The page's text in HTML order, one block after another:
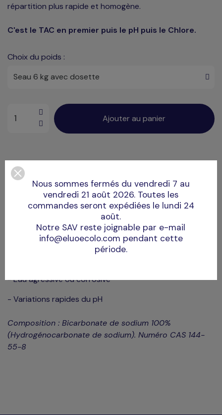
répartition plus rapide et homogène.
C'est le TAC en premier puis le pH puis le Chlore.
Choix du poids :
Ajouter au panier
Une dosette de 50g de contenance fournie. Soit 3 doses
(170g) pour 10m3 d'eau.
- TAC (alcalinité totale) inférieur à 80 ppm
- Eau agressive ou corrosive
- Variations rapides du pH
Composition : Bicarbonate de sodium 100%
(Hydrogénocarbonate de sodium). Numéro CAS 144-
55-8
Nous sommes fermés du vendredi 7 au
vendredi 21 août 2026. Toutes les
commandes seront expédiées le lundi 24
août.
Notre SAV reste joignable par e-mail
info@eluoecolo.com pendant cette
période.